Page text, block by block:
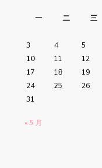
一
二 三
3
4 5
10
11 12
17
18 19
24
25 26
31
« 5 月